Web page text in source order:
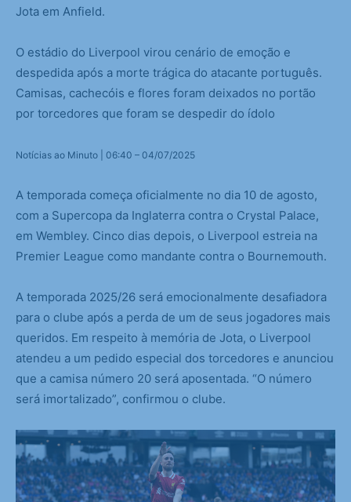
Jota em Anfield.
O estádio do Liverpool virou cenário de emoção e
despedida após a morte trágica do atacante português.
Camisas, cachecóis e flores foram deixados no portão
por torcedores que foram se despedir do ídolo
Notícias ao Minuto | 06:40 – 04/07/2025
A temporada começa oficialmente no dia 10 de agosto,
com a Supercopa da Inglaterra contra o Crystal Palace,
em Wembley. Cinco dias depois, o Liverpool estreia na
Premier League como mandante contra o Bournemouth.
A temporada 2025/26 será emocionalmente desafiadora
para o clube após a perda de um de seus jogadores mais
queridos. Em respeito à memória de Jota, o Liverpool
atendeu a um pedido especial dos torcedores e anunciou
que a camisa número 20 será aposentada. “O número
será imortalizado”, confirmou o clube.